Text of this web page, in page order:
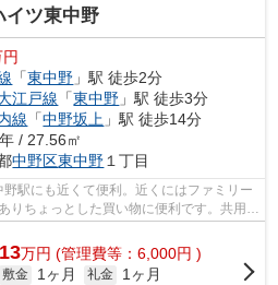
イツ東中野
「東中野 」駅 徒歩2分
江戸線 「東中野 」駅 徒歩3分
線 「中野坂上 」駅 徒歩14分
/ 27.56㎡
中野区東中野 １丁目
駅にも近くて便利。近くにはファミリー
りちょっとした買い物に便利です。共用部
場...
13万円 (管理費等：6,000円 )
敷金 1ヶ月 礼金
1ヶ月